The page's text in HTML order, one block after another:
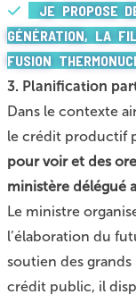
JE PROPOSE
GÉNÉRATION, LA
FUSION
3. Planification
Dans le contexte
le crédit productif
pour voir et des
ministère délégué
Le ministre
l’élaboration du
soutien des
crédit public, il